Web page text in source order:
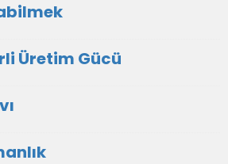
Üretim Gücü